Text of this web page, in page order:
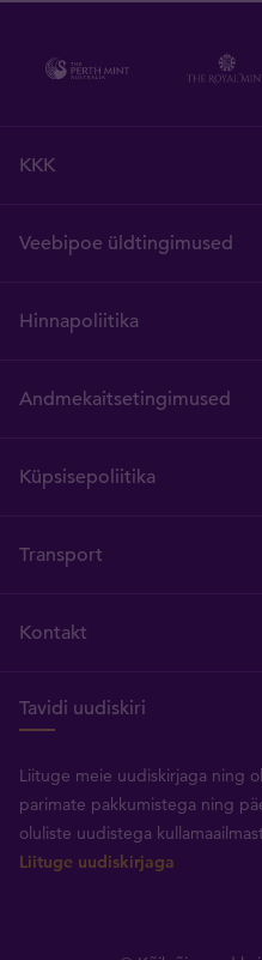
KKK
Veebipoe üldtingimused
Hinnapoliitika
Andmekaitsetingimused
Küpsisepoliitika
Transport
Kontakt
Tavidi uudiskiri
Liituge meie uudiskirjaga ning
parimate pakkumistega ning
oluliste uudistega
Liituge uudiskirjaga